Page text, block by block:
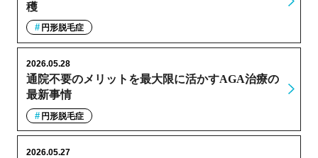
穫
円形脱毛症
通院不要のメリットを最大限に活かすAGA治療の
最新事情
2026.05.28
円形脱毛症
2026.05.27